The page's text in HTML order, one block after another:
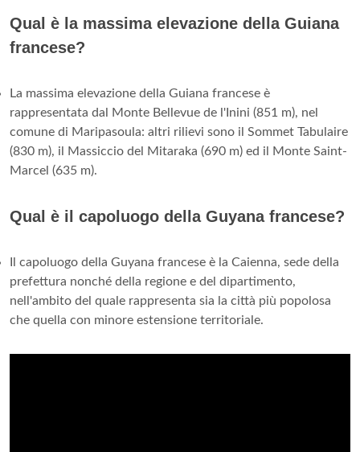
Qual è la massima elevazione della Guiana
francese?
La massima elevazione della Guiana francese è
rappresentata dal Monte Bellevue de l'Inini (851 m), nel
comune di Maripasoula: altri rilievi sono il Sommet Tabulaire
(830 m), il Massiccio del Mitaraka (690 m) ed il Monte Saint-
Marcel (635 m).
Qual è il capoluogo della Guyana francese?
Il capoluogo della Guyana francese è la Caienna, sede della
prefettura nonché della regione e del dipartimento,
nell'ambito del quale rappresenta sia la città più popolosa
che quella con minore estensione territoriale.